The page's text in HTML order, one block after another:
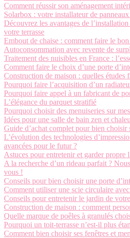
Comment réussir son aménagement
Solarbox : votre installateur de
Découvrez les avantages de
votre terrasse
Embout de chaise : comment faire le
Autoconsommation avec revente de
Traitement des nuisibles en France :
Comment faire le choix d’une porte
Construction de maison : quelles études
Pourquoi faire l’acquisition d’un
Pourquoi faire appel à un fabricant de
L’élégance du parquet stratifié
Pourquoi choisir des menuiseries sur
Idées pour une salle de bain zen et
Guide d’achat complet pour bien choisir
L’évolution des technologies
avancées pour le futur ?
Astuces pour entretenir et garder propre
A la recherche d’un rideau parfait ?
vous !
Conseils pour bien choisir une porte
Comment utiliser une scie circulaire
Conseils pour entretenir le jardin de
Construction de maison : comment
Quelle marque de poêles à granulés
Pourquoi un toit-terrasse n’est-il plus
Comment bien choisir ses fenêtres et